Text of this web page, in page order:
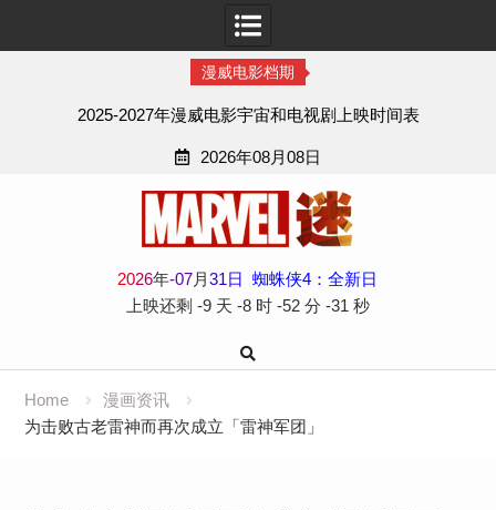
漫威电影档期
2025-2027年漫威电影宇宙和电视剧上映时间表
2026年08月08日
2026年-07月31日
蜘蛛侠4：全新日
上映还剩 -9 天 -8 时 -52 分 -32 秒
Home
漫画资讯
为击败古老雷神而再次成立「雷神军团」